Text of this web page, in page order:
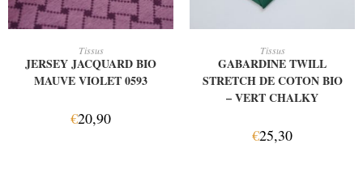
Tissus
JERSEY JACQUARD BIO
MAUVE VIOLET 0593
€20,90
Tissus
GABARDINE TWILL
STRETCH DE COTON BIO
– VERT CHALKY
€25,30